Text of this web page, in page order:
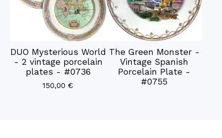
DUO Mysterious World
- 2 vintage porcelain
plates - #0736
150,00 €
The Green Monster -
Vintage Spanish
Porcelain Plate -
#0755